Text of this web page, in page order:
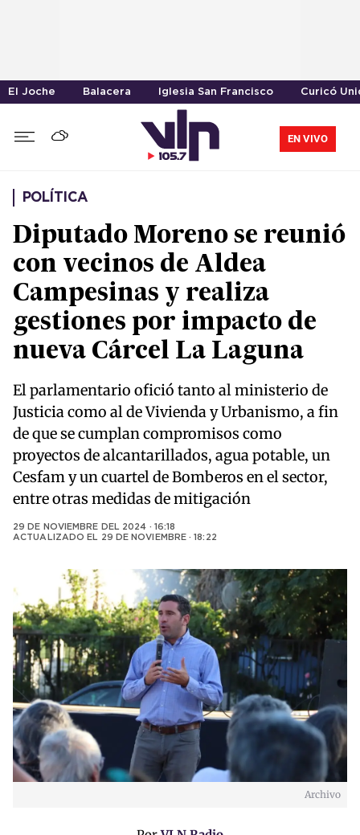
El Joche Balacera Iglesia San Francisco Curicó
EN VIVO
POLÍTICA
Diputado Moreno se reunió
con vecinos de Aldea
Campesinas y realiza
gestiones por impacto de
nueva Cárcel La Laguna
El parlamentario ofició tanto al ministerio de
Justicia como al de Vivienda y Urbanismo, a fin
de que se cumplan compromisos como
proyectos de alcantarillados, agua potable, un
Cesfam y un cuartel de Bomberos en el sector,
entre otras medidas de mitigación
29 DE NOVIEMBRE DEL 2024 · 16:18
ACTUALIZADO EL 29 DE NOVIEMBRE · 18:22
Archivo